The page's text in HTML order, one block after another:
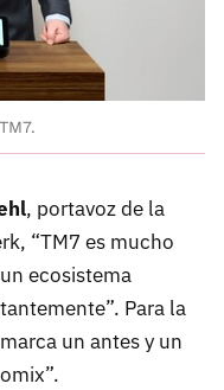
, portavoz de la
“TM7 es mucho
ecosistema
Para la
un antes y un